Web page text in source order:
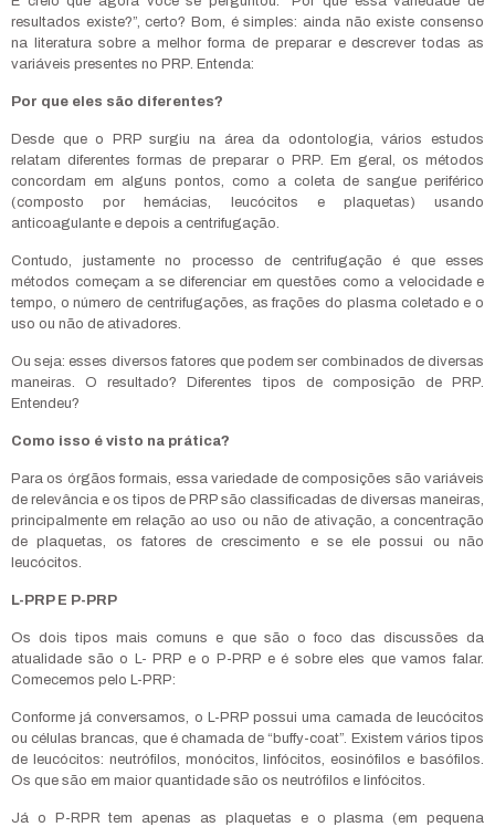
resultados existe?”, certo? Bom, é simples: ainda não existe consenso
na literatura sobre a melhor forma de preparar e descrever todas as
variáveis presentes no PRP. Entenda:
Por que eles são diferentes?
Desde que o PRP surgiu na área da odontologia, vários estudos
relatam diferentes formas de preparar o PRP. Em geral, os métodos
concordam em alguns pontos, como a coleta de sangue periférico
(composto por hemácias, leucócitos e plaquetas) usando
anticoagulante e depois a centrifugação.
Contudo, justamente no processo de centrifugação é que esses
métodos começam a se diferenciar em questões como a velocidade e
tempo, o número de centrifugações, as frações do plasma coletado e o
uso ou não de ativadores.
Ou seja: esses diversos fatores que podem ser combinados de diversas
maneiras. O resultado? Diferentes tipos de composição de PRP.
Entendeu?
Como isso é visto na prática?
Para os órgãos formais, essa variedade de composições são variáveis
de relevância e os tipos de PRP são classificadas de diversas maneiras,
principalmente em relação ao uso ou não de ativação, a concentração
de plaquetas, os fatores de crescimento e se ele possui ou não
leucócitos.
L-PRP E P-PRP
Os dois tipos mais comuns e que são o foco das discussões da
atualidade são o L- PRP e o P-PRP e é sobre eles que vamos falar.
Comecemos pelo L-PRP:
Conforme já conversamos, o L-PRP possui uma camada de leucócitos
ou células brancas, que é chamada de “buffy-coat”. Existem vários tipos
de leucócitos: neutrófilos, monócitos, linfócitos, eosinófilos e basófilos.
Os que são em maior quantidade são os neutrófilos e linfócitos.
Já o P-RPR tem apenas as plaquetas e o plasma (em pequena